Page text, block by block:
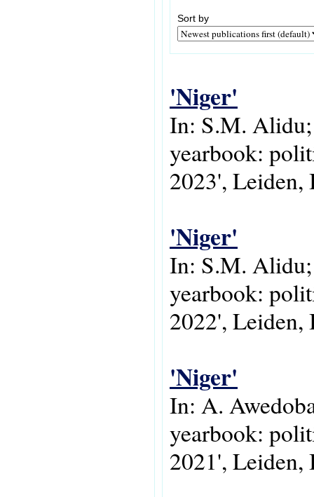
Sort by
'Niger'
In: S.M.
yearbook:
2023',
'Niger'
In: S.M.
yearbook:
2022',
'Niger'
In: A.
yearbook:
2021',